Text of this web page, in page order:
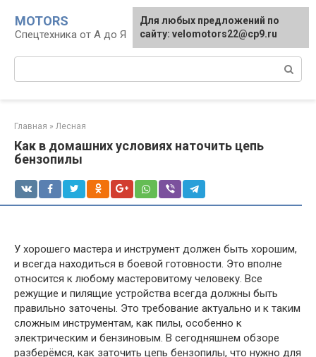
контенту
MOTORS
Спецтехника от А до Я
Главная » Лесная
Как в домашних условиях наточить цепь
бензопилы
У хорошего мастера и инструмент должен быть хорошим,
и всегда находиться в боевой готовности. Это вполне
относится к любому мастеровитому человеку. Все
режущие и пилящие устройства всегда должны быть
правильно заточены. Это требование актуально и к таким
сложным инструментам, как пилы, особенно к
электрическим и бензиновым. В сегодняшнем обзоре
разберёмся, как заточить цепь бензопилы, что нужно для
Для любых предложений по
сайту: velomotors22@cp9.ru